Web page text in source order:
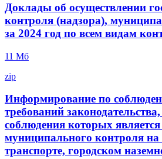
Доклады об осуществлении
контроля (надзора),
за 2024 год по всем видам
11 Mб
zip
Информирование по
требований
соблюдения которых
муниципального контроля
транспорте, городском